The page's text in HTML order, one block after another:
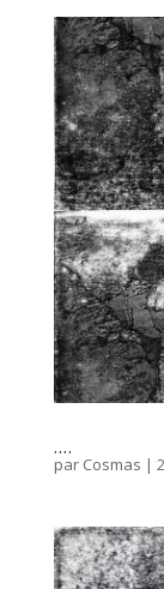
….
par Cosmas |